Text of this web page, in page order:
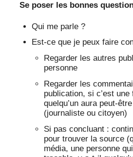
Se poser les bonnes
Qui me parle ?
Est-ce que je peux faire
Regarder les autres
personne
Regarder les
publication, si c’est une
quelqu’un aura peut-
(journaliste ou citoyen)
Si pas concluant :
pour trouver la source
média, une personne